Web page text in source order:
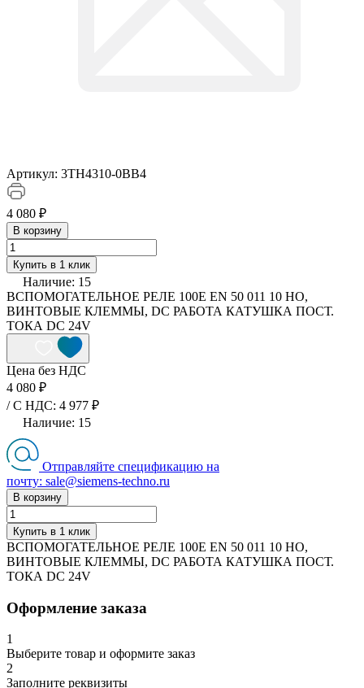
Артикул: 3TH4310-0BB4
4 080 ₽
В корзину
Купить в 1 клик
Наличие: 15
ВСПОМОГАТЕЛЬНОЕ РЕЛЕ 100E EN 50 011 10 НO,
ВИНТОВЫЕ КЛЕММЫ, DC РАБОТА КАТУШКА ПОСТ.
ТОКА DC 24V
Цена без НДС
4 080 ₽
/ C НДС: 4 977 ₽
Наличие: 15
Отправляйте спецификацию на
почту: sale@siemens-techno.ru
В корзину
Купить в 1 клик
ВСПОМОГАТЕЛЬНОЕ РЕЛЕ 100E EN 50 011 10 НO,
ВИНТОВЫЕ КЛЕММЫ, DC РАБОТА КАТУШКА ПОСТ.
ТОКА DC 24V
Оформление заказа
1
Выберите товар и оформите заказ
2
Заполните реквизиты